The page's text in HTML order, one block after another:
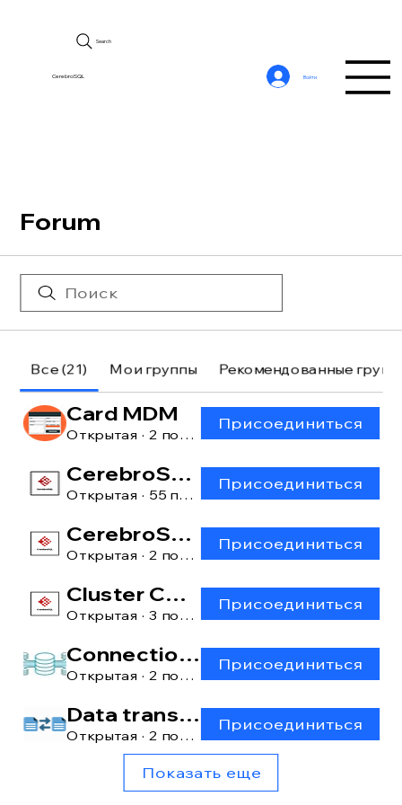
CerebroSQL
Search
Войти
Forum
Все (21) Мои группы Рекомендованные
Card MDM
Открытая · 2 пользователя
Присоединиться
CerebroSQL
Открытая · 55 пользователей
Присоединиться
CerebroSQL: main window
Открытая · 2 пользователя
Присоединиться
Cluster CerebroSQL
Открытая · 3 пользователя
Присоединиться
Connection manager
Открытая · 2 пользователя
Присоединиться
Data transfer [lite]
Открытая · 2 пользователя
Присоединиться
Показать еще